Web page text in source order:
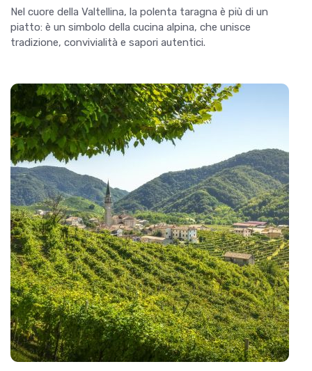
Nel cuore della Valtellina, la polenta taragna è più di un
piatto: è un simbolo della cucina alpina, che unisce
tradizione, convivialità e sapori autentici.